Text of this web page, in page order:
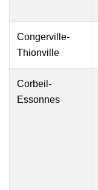
Congerville-
Thionville
Corbeil-
Essonnes